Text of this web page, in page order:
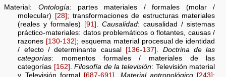
Material: Ontología: partes materiales / formales (molar /
molecular)
[28] ; transformaciones de estructuras materiales
(reales y formales)
[91] .Causalidad: causalidad / sistemas
práctico-materiales: datos problemáticos o flotantes, causas /
razones [130-132] ; esquema material procesual de identidad
/ efecto / determinante causal
[136-137] . Doctrina de las
categorías: momentos formales / materiales de las
categorías [162] .Filosofía de la televisión: Televisión material
y Televisión formal
[687-691] . Material antropológico [243] :